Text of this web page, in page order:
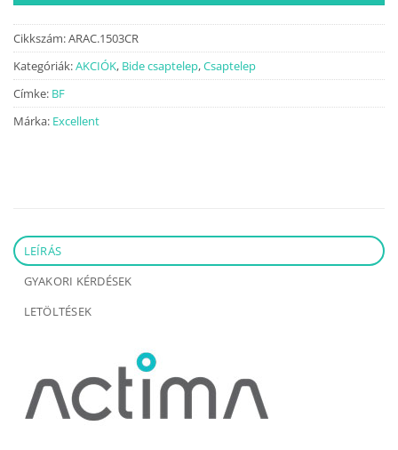
Cikkszám:ARAC.1503CR
Kategóriák:AKCIÓK, Bide csaptelep,Csaptelep
Címke: BF
Márka: Excellent
LEÍRÁS
GYAKORI KÉRDÉSEK
LETÖLTÉSEK